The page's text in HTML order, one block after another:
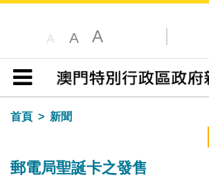
A A A
目錄
首頁
新聞
郵電局聖誕卡之發售